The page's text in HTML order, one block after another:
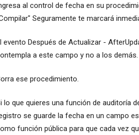
al control de fecha en su
Seguramente te marcará
evento Después de Actualizar -
a este campo y no a los
ese procedimiento.
lo que quieres una función de auditoría
se guarde la fecha en un campo
función pública para que cada vez